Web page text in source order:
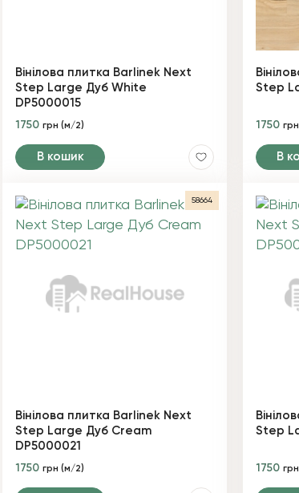
Вінілова плитка Barlinek Next
Step Large Дуб White
DP5000015
1750 грн (м/2)
В кошик
Step
1750
В
58664
Вінілова плитка Barlinek Next
Step Large Дуб Cream
DP5000021
1750 грн (м/2)
Step
1750